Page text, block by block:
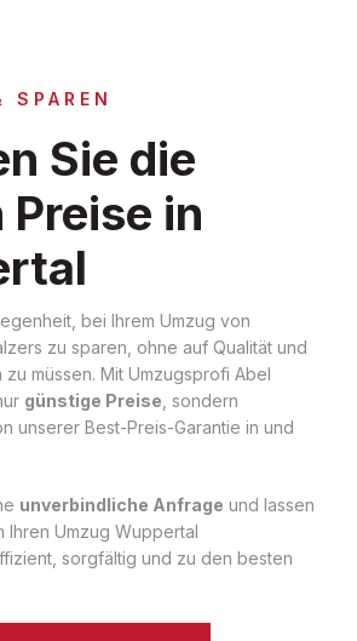
SPAREN
Sie die
in
bei Ihrem Umzug von
zu sparen, ohne auf Qualität und
müssen. Mit Umzugsprofi Abel
günstige Preise , sondern
unserer Best-Preis-Garantie in und
unverbindliche Anfrage und lassen
Ihren Umzug Wuppertal
sorgfältig und zu den besten